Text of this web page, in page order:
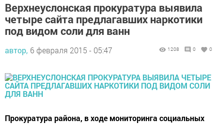
Верхнеуслонская прокуратура выявила
четыре сайта предлагавших наркотики
под видом соли для ванн
автор, 6 февраля 2015 - 05:47 1208 0 0
Прокуратура района, в ходе мониторинга социальных